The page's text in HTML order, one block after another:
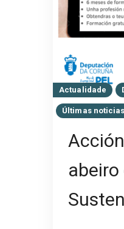
Actualidade
Últimas noticias
abeiro